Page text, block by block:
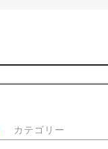
カテゴリー